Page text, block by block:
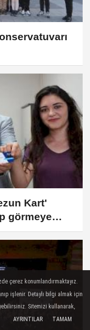
Kart'
görmeye
çerez konumlandırmaktayız.
işlenir. Detaylı bilgi almak için
Sitemizi kullanarak,
AYRINTILAR TAMAM